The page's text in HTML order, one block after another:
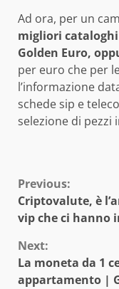
Ad ora, per un
migliori cataloghi
Golden Euro,
per euro che per
l’informazione
schede sip e
selezione di pezzi
Continue
Reading
Previous:
Criptovalute, è
vip che ci hanno
Next:
La moneta da 1
appartamento |